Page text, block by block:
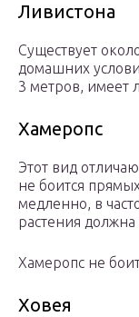
Ливистона
Существует
домашних
3 метров, имеет
Хамеропс
Этот вид
не боится
медленно, в
растения
Хамеропс не
Ховея